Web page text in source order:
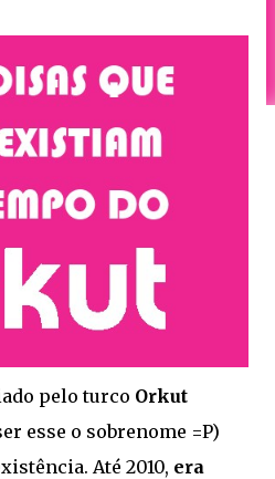
pelo turco Orkut
esse o sobrenome =P)
Até 2010, era